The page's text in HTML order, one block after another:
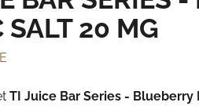
SALT 20 MG
TI Juice Bar Series - Blueberry